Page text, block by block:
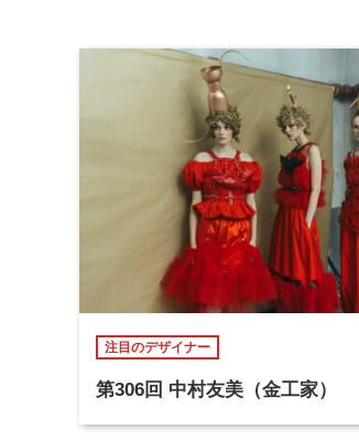
注目のデザイナー
第306回 中村友美（金工家）